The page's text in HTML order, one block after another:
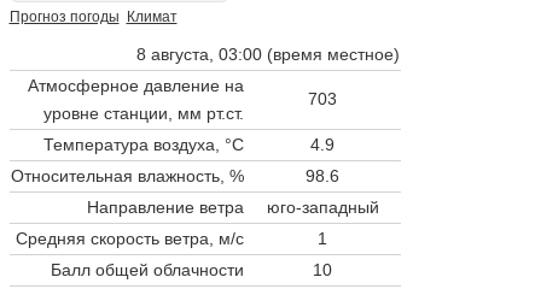
Прогноз погоды Климат
8 августа, 03:00 (время местное)
Атмосферное давление на
уровне станции, мм рт.ст.
703
Температура воздуха, °C
4.9
Относительная влажность, %
98.6
Направление ветра
юго-западный
Средняя скорость ветра, м/с
1
Балл общей облачности
10